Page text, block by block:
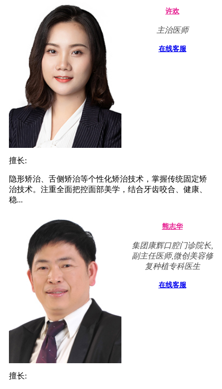
许欢
主治医师
在线客服
擅长:
隐形矫治、舌侧矫治等个性化矫治技术，掌握传统固定矫
治技术。注重全面把控面部美学，结合牙齿咬合、健康、
稳...
熊志华
集团康辉口腔门诊院长,
副主任医师,微创美容修
复种植专科医生
在线客服
擅长: